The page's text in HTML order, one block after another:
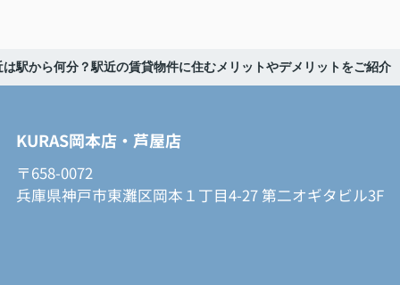
は駅から何分？駅近の賃貸物件に住むメリットやデメリットをご紹介
KURAS岡本店・芦屋店
〒658-0072
兵庫県神戸市東灘区岡本１丁目4-27 第二オギタビル3F